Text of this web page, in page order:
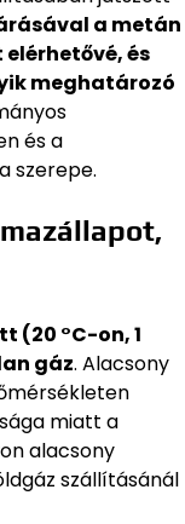
a metán
és
meghatározó
és a
szerepe.
(20 °C-on, 1
gáz. Alacsony
miatt a
alacsony
szállításánál